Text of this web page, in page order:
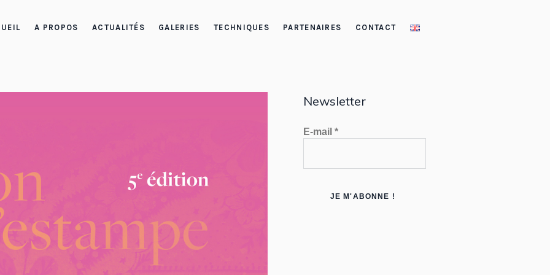
A PROPOS ACTUALITÉS GALERIES TECHNIQUES PARTENAIRES CONTACT
Newsletter
E-mail *